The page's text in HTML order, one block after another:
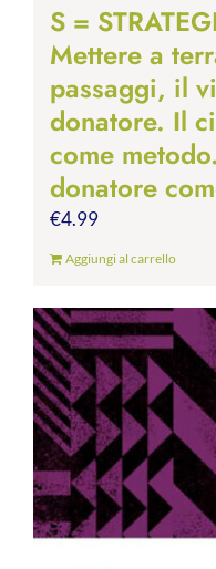
S =
Mettere a
passaggi, il
donatore. Il
come
donatore
€4.99
Aggiungi al carrello